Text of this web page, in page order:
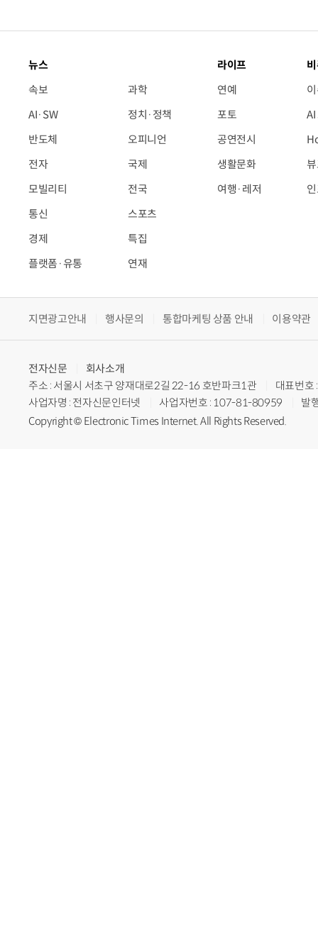
뉴스
속보
AI·SW
반도체
전자
모빌리티
통신
경제
플랫폼·유통
과학
정치·정책
오피니언
국제
전국
스포츠
특집
연재
라이프
연예
포토
공연전시
생활문화
여행·레저
지면광고안내 행사문의 통합마케팅 상품 안내 이용약관
전자신문
회사소개
주소 : 서울시 서초구 양재대로2길 22-16 호반파크1관
대표번
사업자명 : 전자신문인터넷
사업자번호 : 107-81-80959
발
Copyright © Electronic Times Internet. All Rights Reserved.